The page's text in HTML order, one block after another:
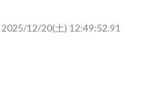
2025/12/20(土) 12:49:52.91